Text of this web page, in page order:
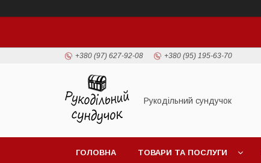
+380 (97) 627-92-08 +380 (95) 195-63-70
Рукодільний сундучок
ГОЛОВНА ТОВАРИ ТА ПОСЛУГИ